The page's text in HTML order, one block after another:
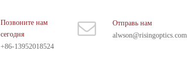
Позвоните нам
сегодня
+86-13952018524
Отправь нам
alwson@risingoptics.com